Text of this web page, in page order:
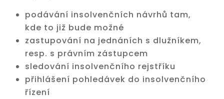
podávání insolvenčních návrhů tam,
kde to již bude možné
zastupování na jednáních s dlužníkem,
resp. s právním zástupcem
sledování insolvenčního rejstříku
přihlášení pohledávek do insolvenčního
řízení